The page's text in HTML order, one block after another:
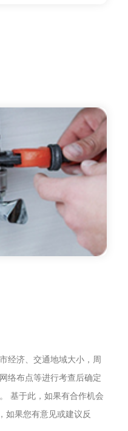
经济、交通地域大小，周
络布点等进行考查后确定
基于此，如果有合作机会
如果您有意见或建议反